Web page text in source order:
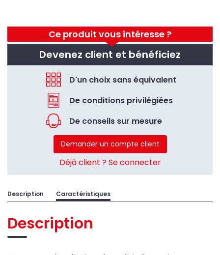
Ce produit vous intéresse ?
Devenez client et bénéficiez
D'un choix sans équivalent
De conditions privilégiées
De conseils sur mesure
Demander un compte client
Déjà client ? Se connecter
Description Caractéristiques
Description